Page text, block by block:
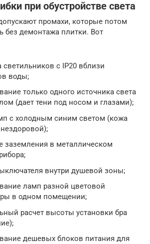
при обустройстве света
промахи, которые потом
без демонтажа плитки. Вот
светильников с IP20 вблизи
воды;
только одного источника света
(дает тени под носом и глазами);
с холодным синим светом (кожа
заземления в металлическом
внутри душевой зоны;
ламп разной цветовой
в одном помещении;
расчет высоты установки бра
дешевых блоков питания для